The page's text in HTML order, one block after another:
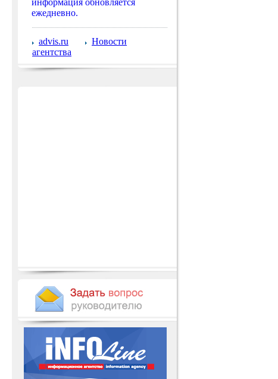
информация обновляется
ежедневно.
advis.ru
Новости
агентства